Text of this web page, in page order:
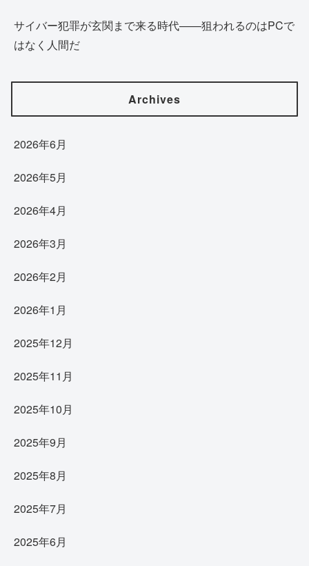
サイバー犯罪が玄関まで来る時代——狙われるのはPCで
はなく人間だ
Archives
2026年6月
2026年5月
2026年4月
2026年3月
2026年2月
2026年1月
2025年12月
2025年11月
2025年10月
2025年9月
2025年8月
2025年7月
2025年6月